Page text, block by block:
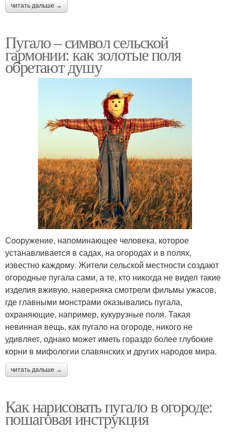
читать дальше →
Пугало – символ сельской
гармонии: как золотые поля
обретают душу
Сооружение, напоминающее человека, которое
устанавливается в садах, на огородах и в полях,
известно каждому. Жители сельской местности создают
огородные пугала сами, а те, кто никогда не видел такие
изделия вживую, наверняка смотрели фильмы ужасов,
где главными монстрами оказывались пугала,
охраняющие, например, кукурузные поля. Такая
невинная вещь, как пугало на огороде, никого не
удивляет, однако может иметь гораздо более глубокие
корни в мифологии славянских и других народов мира.
читать дальше →
Как нарисовать пугало в огороде:
пошаговая инструкция